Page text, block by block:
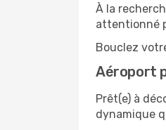
À la
attentionné
Bouclez
Aéroport
Prêt(e) à
dynamique